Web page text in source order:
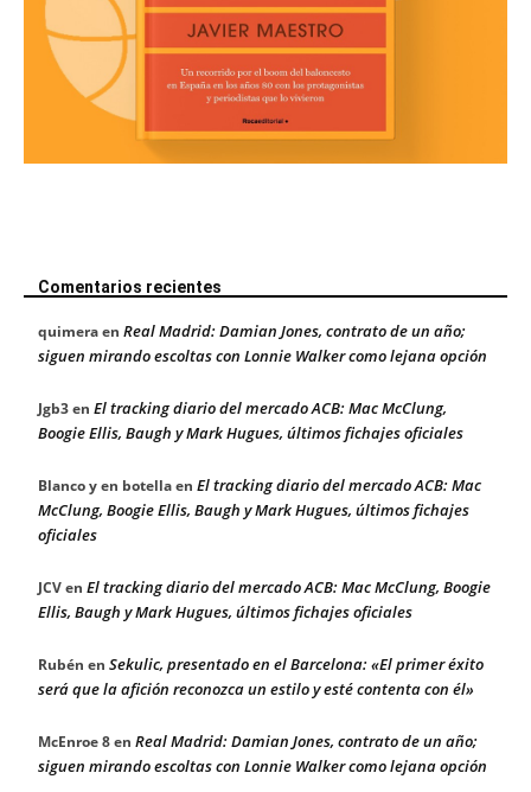
Comentarios recientes
quimeraen Real Madrid: Damian Jones, contrato de un año;
siguen mirando escoltas con Lonnie Walker como lejana opción
Jgb3en El tracking diario del mercado ACB: Mac McClung,
Boogie Ellis, Baugh y Mark Hugues, últimos fichajes oficiales
Blanco y en botellaen El tracking diario del mercado ACB: Mac
McClung, Boogie Ellis, Baugh y Mark Hugues, últimos fichajes
oficiales
JCVen El tracking diario del mercado ACB: Mac McClung, Boogie
Ellis, Baugh y Mark Hugues, últimos fichajes oficiales
Rubén en Sekulic, presentado en el Barcelona: «El primer éxito
será que la afición reconozca un estilo y esté contenta con él»
McEnroe 8en Real Madrid: Damian Jones, contrato de un año;
siguen mirando escoltas con Lonnie Walker como lejana opción